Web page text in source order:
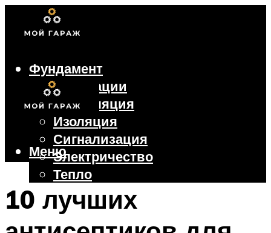
Фундамент
Коммуникации
Вентиляция
Изоляция
Сигнализация
Электричество
Тепло
Крыша
Ворота
Меню
10 лучших